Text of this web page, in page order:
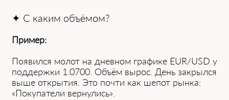
✦ С каким объёмом?
Пример:
Появился молот на дневном графике EUR/USD у
поддержки 1.0700. Объём вырос. День закрылся
выше открытия. Это почти как шепот рынка:
«Покупатели вернулись».